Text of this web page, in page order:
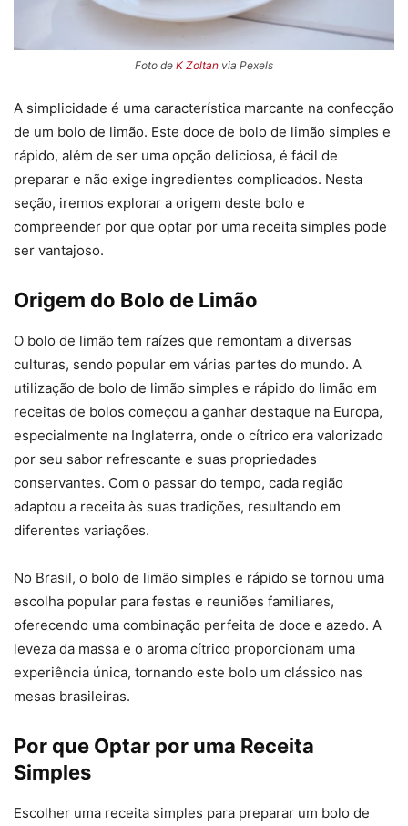
Foto de K Zoltan via Pexels
A simplicidade é uma característica marcante na confecção
de um bolo de limão. Este doce de bolo de limão simples e
rápido, além de ser uma opção deliciosa, é fácil de
preparar e não exige ingredientes complicados. Nesta
seção, iremos explorar a origem deste bolo e
compreender por que optar por uma receita simples pode
ser vantajoso.
Origem do Bolo de Limão
O bolo de limão tem raízes que remontam a diversas
culturas, sendo popular em várias partes do mundo. A
utilização de bolo de limão simples e rápido do limão em
receitas de bolos começou a ganhar destaque na Europa,
especialmente na Inglaterra, onde o cítrico era valorizado
por seu sabor refrescante e suas propriedades
conservantes. Com o passar do tempo, cada região
adaptou a receita às suas tradições, resultando em
diferentes variações.
No Brasil, o bolo de limão simples e rápido se tornou uma
escolha popular para festas e reuniões familiares,
oferecendo uma combinação perfeita de doce e azedo. A
leveza da massa e o aroma cítrico proporcionam uma
experiência única, tornando este bolo um clássico nas
mesas brasileiras.
Por que Optar por uma Receita
Simples
Escolher uma receita simples para preparar um bolo de